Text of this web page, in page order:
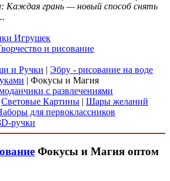
Каждая грань — новый способ снять
Игрушек
и рисование
и Ручки | Эбру - рисование на воде
| Фокусы и Магия
с развлечениями
Световые Картины | Шары желаний
для первоклассников
ручки
Фокусы и Магия оптом